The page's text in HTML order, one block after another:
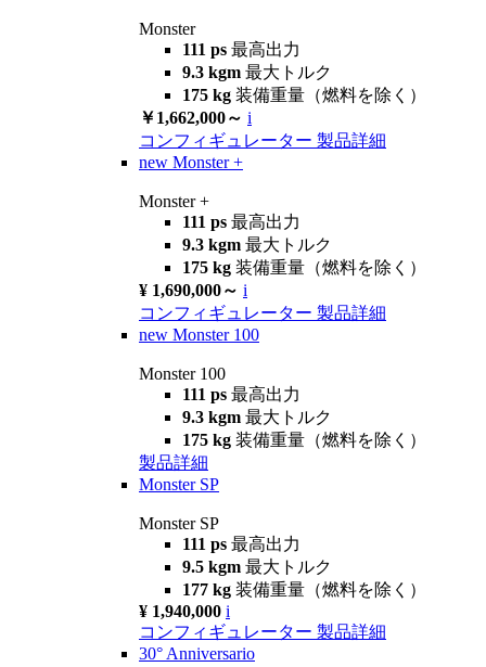
Monster
111 ps 最高出力
9.3 kgm 最大トルク
175 kg 装備重量（燃料を除く）
￥1,662,000～ i
コンフィギュレーター 製品詳細
new Monster +
Monster +
111 ps 最高出力
9.3 kgm 最大トルク
175 kg 装備重量（燃料を除く）
¥ 1,690,000～ i
コンフィギュレーター 製品詳細
new Monster 100
Monster 100
111 ps 最高出力
9.3 kgm 最大トルク
175 kg 装備重量（燃料を除く）
製品詳細
Monster SP
Monster SP
111 ps 最高出力
9.5 kgm 最大トルク
177 kg 装備重量（燃料を除く）
¥ 1,940,000 i
コンフィギュレーター 製品詳細
30° Anniversario